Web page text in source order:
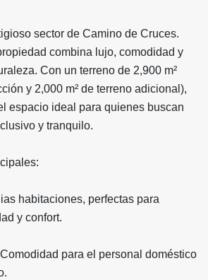
sector de Camino de Cruces.
combina lujo, comodidad y
Con un terreno de 2,900 m²
y 2,000 m² de terreno adicional),
espacio ideal para quienes buscan
y tranquilo.
habitaciones, perfectas para
y confort.
para el personal doméstico